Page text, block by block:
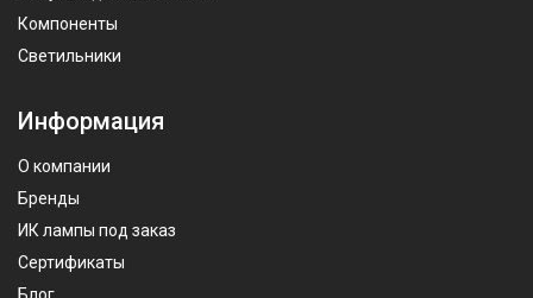
Компоненты
Светильники
Информация
О компании
Бренды
ИК лампы под заказ
Сертификаты